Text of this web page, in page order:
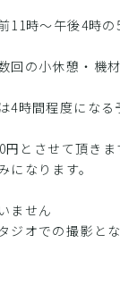
11時〜午後4時の
回の小休憩・機
4時間程度になる
とさせて頂きま
になります。
ません
ジオでの撮影とな